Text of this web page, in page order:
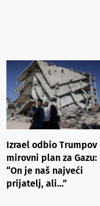
Izrael odbio Trumpov
mirovni plan za Gazu:
“On je naš najveći
prijatelj, ali…”